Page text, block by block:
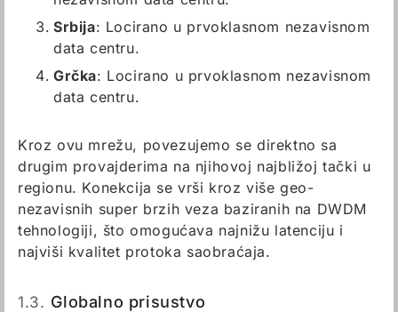
Srbija: Locirano u prvoklasnom nezavisnom
data centru.
Grčka: Locirano u prvoklasnom nezavisnom
data centru.
Kroz ovu mrežu, povezujemo se direktno sa
drugim provajderima na njihovoj najbližoj tački u
regionu. Konekcija se vrši kroz više geo-
nezavisnih super brzih veza baziranih na DWDM
tehnologiji, što omogućava najnižu latenciju i
najviši kvalitet protoka saobraćaja.
1.3. Globalno prisustvo